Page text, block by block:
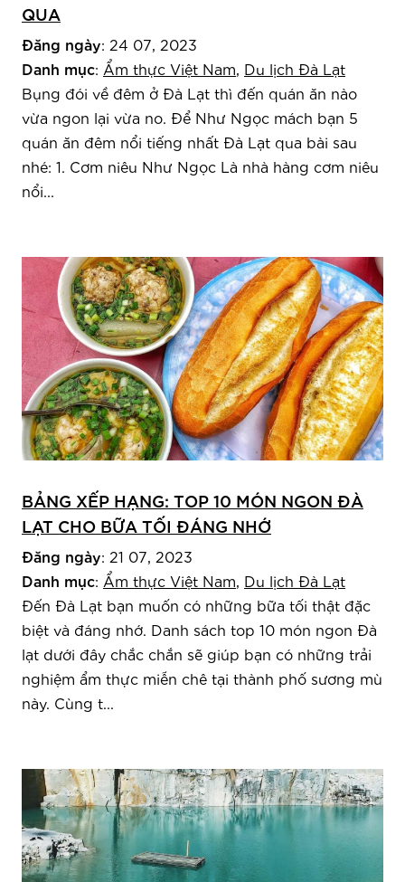
QUA
Đăng ngày: 24 07, 2023
Danh mục: Ẩm thực Việt Nam Du lịch Đà Lạt
Bụng đói về đêm ở Đà Lạt thì đến quán ăn nào
vừa ngon lại vừa no. Để Như Ngọc mách bạn 5
quán ăn đêm nổi tiếng nhất Đà Lạt qua bài sau
nhé: 1. Cơm niêu Như Ngọc Là nhà hàng cơm niêu
nổi...
BẢNG XẾP HẠNG: TOP 10 MÓN NGON ĐÀ
LẠT CHO BỮA TỐI ĐÁNG NHỚ
Đăng ngày: 21 07, 2023
Danh mục: Ẩm thực Việt Nam Du lịch Đà Lạt
Đến Đà Lạt bạn muốn có những bữa tối thật đặc
biệt và đáng nhớ. Danh sách top 10 món ngon Đà
lạt dưới đây chắc chắn sẽ giúp bạn có những trải
nghiệm ẩm thực miễn chê tại thành phố sương mù
này. Cùng t...